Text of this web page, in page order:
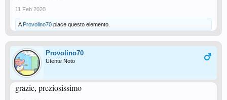
11 Feb 2020
A Provolino70 piace questo elemento.
Provolino70
Utente Noto
grazie, preziosissimo